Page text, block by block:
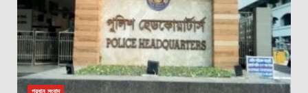
প্রধান সংবাদ